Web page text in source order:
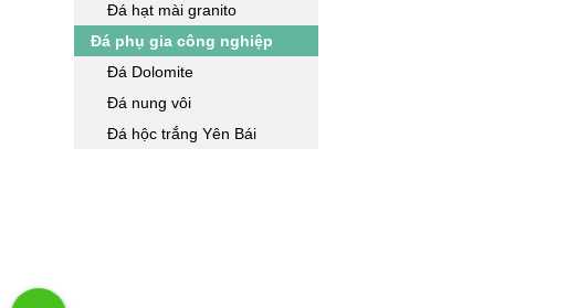
Đá hạt mài granito
Đá phụ gia công nghiệp
Đá Dolomite
Đá nung vôi
Đá hộc trắng Yên Bái